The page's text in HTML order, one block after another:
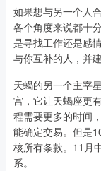
如果想与另一个人
各个角度来说都十
是寻找工作还是感
与你互补的人，并
天蝎的另一个主宰
宫，它让天蝎座更
程需要更多的时间
能确定交易。但是
核所有条款。11月
系。